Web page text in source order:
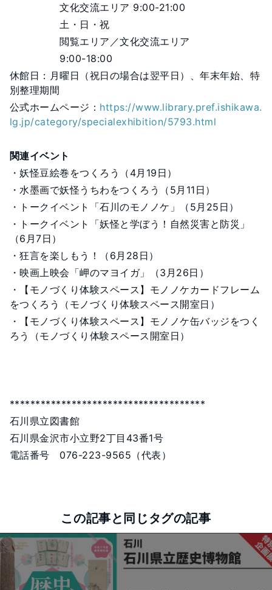
文化交流エリア 9:00-21:00
土・日・祝
閲覧エリア／文化交流エリア
9:00-18:00
休館日：月曜日（祝日の場合は翌平日）、年末年始、特
別整理期間
公式ホームページ： https://www.library.pref.ishikawa.
lg.jp/category/specialexhibition/5793.html
関連イベント
・妖怪豆絵巻をつくろう（4月19日）
・水墨画で妖怪うちわをつくろう（5月11日）
・トークイベント「石川のモノノケ」（5月25日）
・トークイベント「妖怪と学ぼう！自然災害と防災」
（6月7日）
・狂言を楽しもう！（6月28日）
・映画上映会「岬のマヨイガ」（3月26日）
・【モノづくり体験スペース】モノノケカードフレーム
をつくろう（モノづくり体験スペース開室日）
・【モノづくり体験スペース】モノノケ缶バッジをつく
ろう（モノづくり体験スペース開室日）
**************************************
石川県立図書館
石川県金沢市小立野2丁目43番1号
電話番号 076-223-9565（代表）
この記事と同じタグの記事